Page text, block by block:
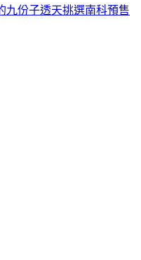
九份子透天挑選南科預售